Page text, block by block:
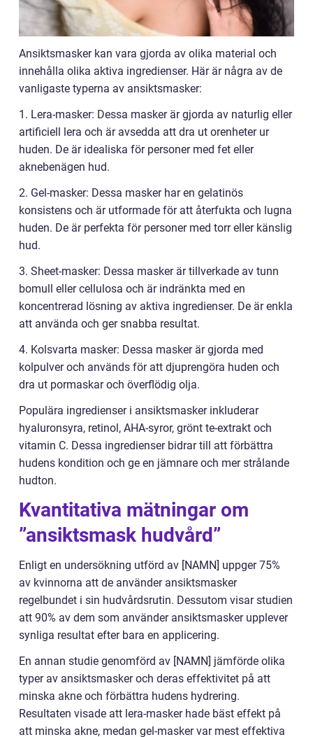
Ansiktsmasker kan vara gjorda av olika material och
innehålla olika aktiva ingredienser. Här är några av de
vanligaste typerna av ansiktsmasker:
1. Lera-masker: Dessa masker är gjorda av naturlig eller
artificiell lera och är avsedda att dra ut orenheter ur
huden. De är idealiska för personer med fet eller
aknebenägen hud.
2. Gel-masker: Dessa masker har en gelatinös
konsistens och är utformade för att återfukta och lugna
huden. De är perfekta för personer med torr eller känslig
hud.
3. Sheet-masker: Dessa masker är tillverkade av tunn
bomull eller cellulosa och är indränkta med en
koncentrerad lösning av aktiva ingredienser. De är enkla
att använda och ger snabba resultat.
4. Kolsvarta masker: Dessa masker är gjorda med
kolpulver och används för att djuprengöra huden och
dra ut pormaskar och överflödig olja.
Populära ingredienser i ansiktsmasker inkluderar
hyaluronsyra, retinol, AHA-syror, grönt te-extrakt och
vitamin C. Dessa ingredienser bidrar till att förbättra
hudens kondition och ge en jämnare och mer strålande
hudton.
Kvantitativa mätningar om
”ansiktsmask hudvård”
Enligt en undersökning utförd av [NAMN] uppger 75%
av kvinnorna att de använder ansiktsmasker
regelbundet i sin hudvårdsrutin. Dessutom visar studien
att 90% av dem som använder ansiktsmasker upplever
synliga resultat efter bara en applicering.
En annan studie genomförd av [NAMN] jämförde olika
typer av ansiktsmasker och deras effektivitet på att
minska akne och förbättra hudens hydrering.
Resultaten visade att lera-masker hade bäst effekt på
att minska akne, medan gel-masker var mest effektiva